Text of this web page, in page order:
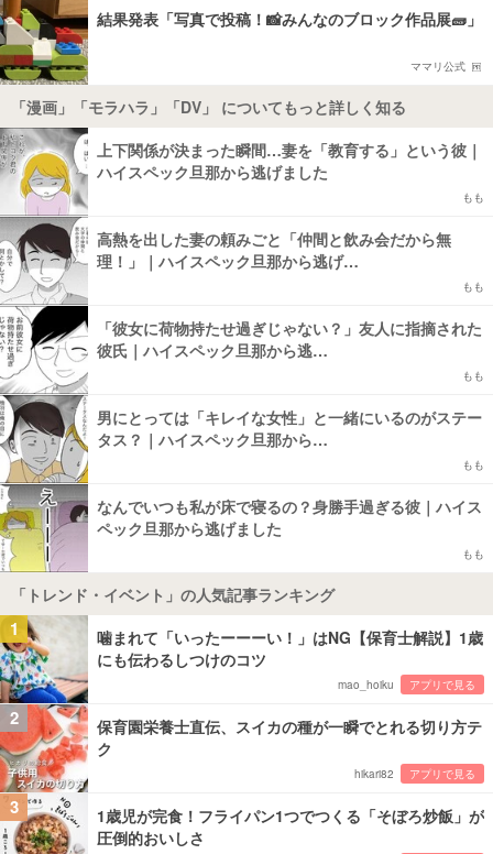
結果発表「写真で投稿！📸みんなのブロック作品展🧱」
ママリ公式
「漫画」「モラハラ」「DV」 についてもっと詳しく知る
上下関係が決まった瞬間…妻を「教育する」という彼｜
ハイスペック旦那から逃げました
もも
高熱を出した妻の頼みごと「仲間と飲み会だから無
理！」｜ハイスペック旦那から逃げ…
もも
「彼女に荷物持たせ過ぎじゃない？」友人に指摘された
彼氏｜ハイスペック旦那から逃…
もも
男にとっては「キレイな女性」と一緒にいるのがステー
タス？｜ハイスペック旦那から…
もも
なんでいつも私が床で寝るの？身勝手過ぎる彼｜ハイス
ペック旦那から逃げました
もも
「トレンド・イベント」の人気記事ランキング
1
噛まれて「いったーーーい！」はNG【保育士解説】1歳
にも伝わるしつけのコツ
mao_hoiku アプリで見る
2
保育園栄養士直伝、スイカの種が一瞬でとれる切り方テ
ク
hikari82 アプリで見る
3
1歳児が完食！フライパン1つでつくる「そぼろ炒飯」が
圧倒的おいしさ